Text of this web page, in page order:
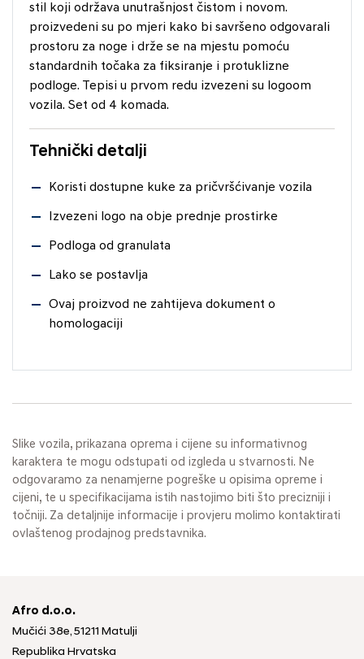
stil koji održava unutrašnjost čistom i novom.
proizvedeni su po mjeri kako bi savršeno odgovarali
prostoru za noge i drže se na mjestu pomoću
standardnih točaka za fiksiranje i protuklizne
podloge. Tepisi u prvom redu izvezeni su logoom
vozila. Set od 4 komada.
Tehnički detalji
Koristi dostupne kuke za pričvršćivanje vozila
Izvezeni logo na obje prednje prostirke
Podloga od granulata
Lako se postavlja
Ovaj proizvod ne zahtijeva dokument o
homologaciji
Slike vozila, prikazana oprema i cijene su informativnog
karaktera te mogu odstupati od izgleda u stvarnosti. Ne
odgovaramo za nenamjerne pogreške u opisima opreme i
cijeni, te u specifikacijama istih nastojimo biti što precizniji i
točniji. Za detaljnije informacije i provjeru molimo kontaktirati
ovlaštenog prodajnog predstavnika.
Afro d.o.o.
Mučići 38e, 51211 Matulji
Republika Hrvatska